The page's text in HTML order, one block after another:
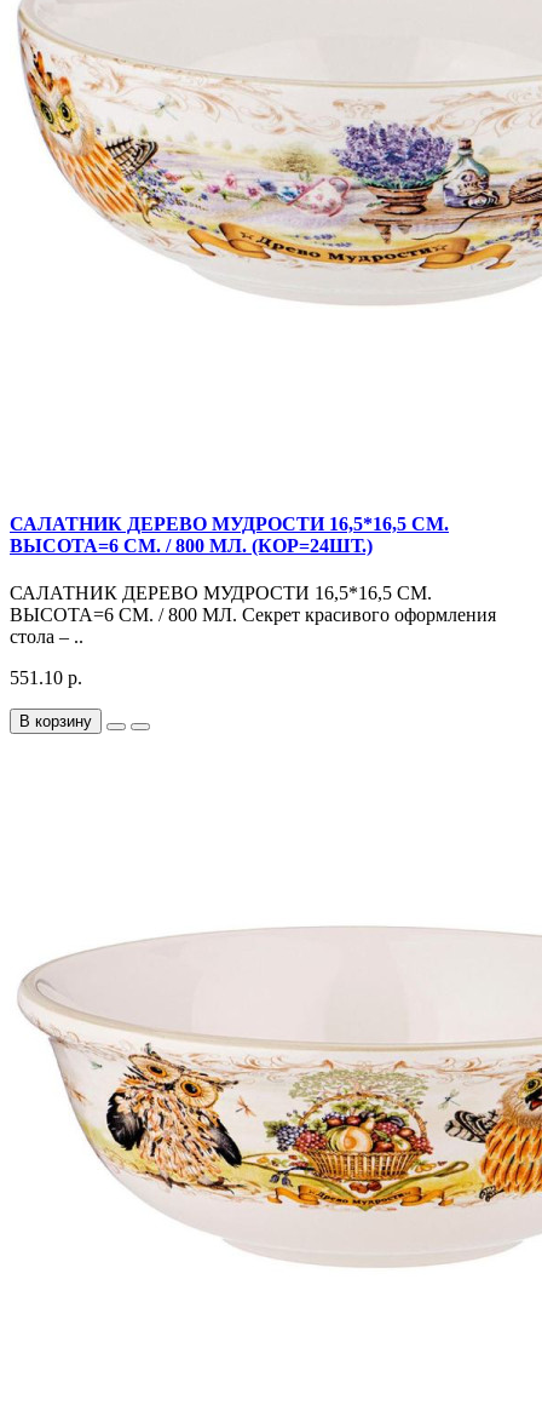
САЛАТНИК ДЕРЕВО МУДРОСТИ 16,5*16,5 СМ.
ВЫСОТА=6 СМ. / 800 МЛ. (КОР=24ШТ.)
САЛАТНИК ДЕРЕВО МУДРОСТИ 16,5*16,5 СМ.
ВЫСОТА=6 СМ. / 800 МЛ. Секрет красивого оформления
стола – ..
551.10 р.
В корзину